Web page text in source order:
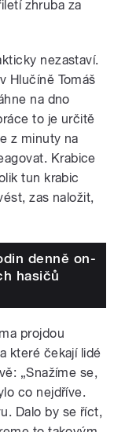
zhruba za
nezastaví.
Hlučíně Tomáš
na dno
to je určitě
z minuty na
Krabice
tun krabic
zas naložit,
denně on-
hasičů
projdou
které čekají lidé
„Snažíme se,
co nejdříve.
Dalo by se říct,